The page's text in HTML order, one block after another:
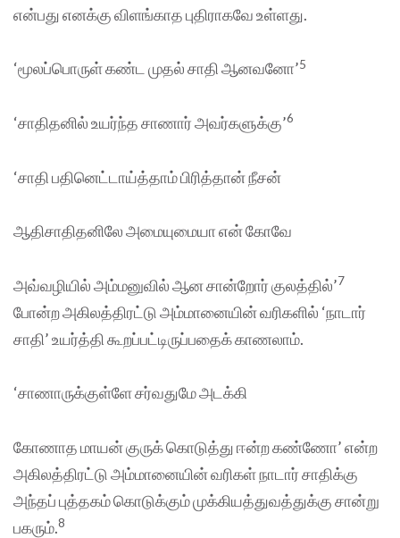
என்பது எனக்கு விளங்காத புதிராகவே உள்ளது.
‘மூலப்பொருள் கண்ட முதல் சாதி ஆனவனோ’5
‘சாதிதனில் உயர்ந்த சாணார் அவர்களுக்கு’6
‘சாதி பதினெட்டாய்த்தாம் பிரித்தான் நீசன்
ஆதிசாதிதனிலே அமையுமையா என் கோவே
அவ்வழியில் அம்மனுவில் ஆன சான்றோர் குலத்தில்’7
போன்ற அகிலத்திரட்டு அம்மானையின் வரிகளில் ‘நாடார்
சாதி’ உயர்த்தி கூறப்பட்டிருப்பதைக் காணலாம்.
‘சாணாருக்குள்ளே சர்வதுமே அடக்கி
கோணாத மாயன் குருக் கொடுத்து ஈன்ற கண்ணோ’ என்ற
அகிலத்திரட்டு அம்மானையின் வரிகள் நாடார் சாதிக்கு
அந்தப் புத்தகம் கொடுக்கும் முக்கியத்துவத்துக்கு சான்று
பகரும்.8